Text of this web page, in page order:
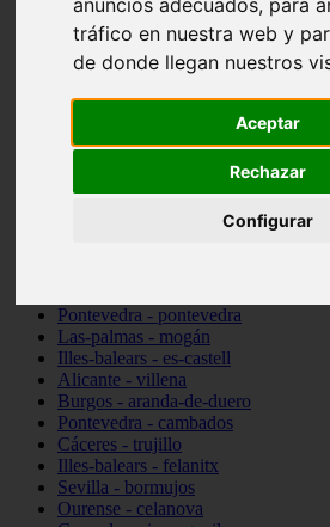
anuncios adecuados, para
tráfico en nuestra web y
de donde llegan nuestros
Aceptar
Rechazar
Configurar
Almería - roquetas-de-mar
Girona - tossa-de-mar
Barcelona - sant-cugat-del-vallès
Alicante - l39alfàs-del-pi
Barcelona - vilanova-i-la-geltrú
Castellón - peñíscola
Illes-balears - sant-josep-de-sa-talaia
Pontevedra - pontevedra
Las-palmas - mogán
Illes-balears - es-castell
Alicante - villena
Burgos - aranda-de-duero
Pontevedra - cambados
Cáceres - trujillo
Illes-balears - felanitx
Sevilla - bormujos
Ourense - celanova